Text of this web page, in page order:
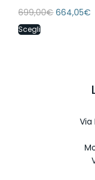
699,00€ 664,05€
Scegli
Via